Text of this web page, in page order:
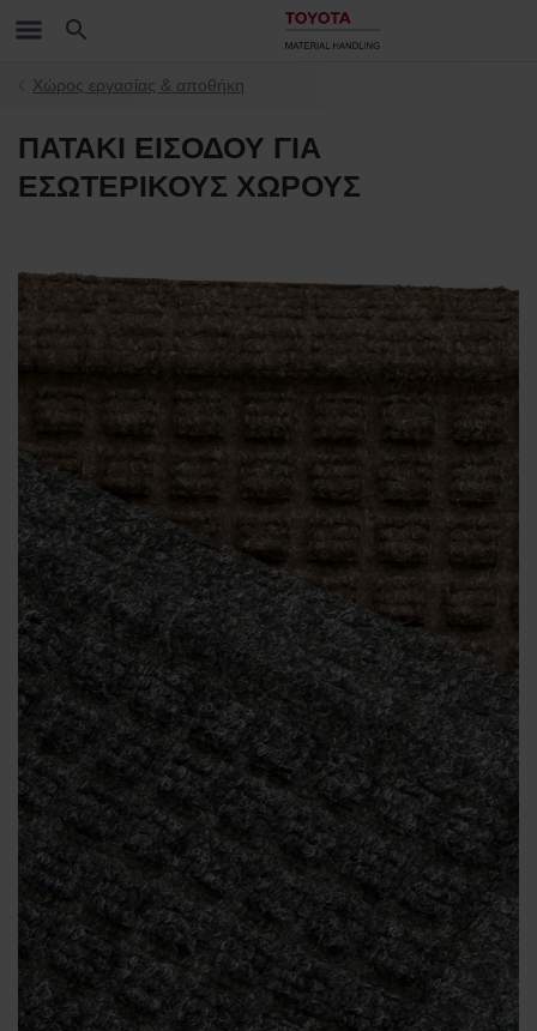
Χώρος εργασίας & αποθήκη
ΠΑΤΑΚΙ ΕΙΣΟΔΟΥ ΓΙΑ
ΕΣΩΤΕΡΙΚΟΥΣ ΧΩΡΟΥΣ